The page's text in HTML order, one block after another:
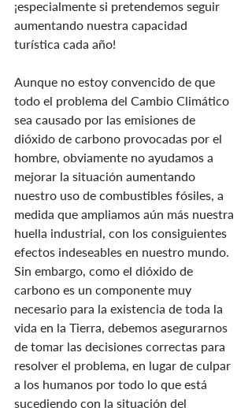
¡especialmente si pretendemos seguir
aumentando nuestra capacidad
turística cada año!
Aunque no estoy convencido de que
todo el problema del Cambio Climático
sea causado por las emisiones de
dióxido de carbono provocadas por el
hombre, obviamente no ayudamos a
mejorar la situación aumentando
nuestro uso de combustibles fósiles, a
medida que ampliamos aún más nuestra
huella industrial, con los consiguientes
efectos indeseables en nuestro mundo.
Sin embargo, como el dióxido de
carbono es un componente muy
necesario para la existencia de toda la
vida en la Tierra, debemos asegurarnos
de tomar las decisiones correctas para
resolver el problema, en lugar de culpar
a los humanos por todo lo que está
sucediendo con la situación del